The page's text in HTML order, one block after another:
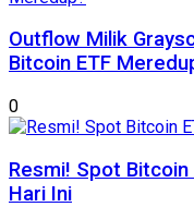
Outflow Milik
Bitcoin ETF
0
Resmi! Spot
Hari Ini